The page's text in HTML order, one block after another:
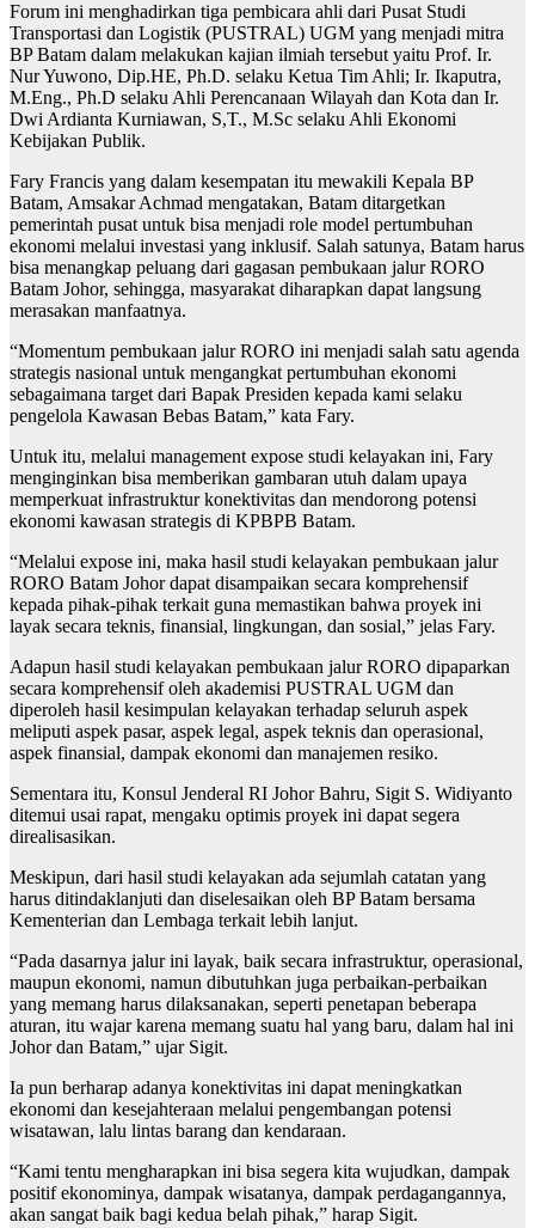
Forum ini menghadirkan tiga pembicara ahli dari Pusat Studi
Transportasi dan Logistik (PUSTRAL) UGM yang menjadi mitra
BP Batam dalam melakukan kajian ilmiah tersebut yaitu Prof. Ir.
Nur Yuwono, Dip.HE, Ph.D. selaku Ketua Tim Ahli; Ir. Ikaputra,
M.Eng., Ph.D selaku Ahli Perencanaan Wilayah dan Kota dan Ir.
Dwi Ardianta Kurniawan, S,T., M.Sc selaku Ahli Ekonomi
Kebijakan Publik.
Fary Francis yang dalam kesempatan itu mewakili Kepala BP
Batam, Amsakar Achmad mengatakan, Batam ditargetkan
pemerintah pusat untuk bisa menjadi role model pertumbuhan
ekonomi melalui investasi yang inklusif. Salah satunya, Batam harus
bisa menangkap peluang dari gagasan pembukaan jalur RORO
Batam Johor, sehingga, masyarakat diharapkan dapat langsung
merasakan manfaatnya.
“Momentum pembukaan jalur RORO ini menjadi salah satu agenda
strategis nasional untuk mengangkat pertumbuhan ekonomi
sebagaimana target dari Bapak Presiden kepada kami selaku
pengelola Kawasan Bebas Batam,” kata Fary.
Untuk itu, melalui management expose studi kelayakan ini, Fary
menginginkan bisa memberikan gambaran utuh dalam upaya
memperkuat infrastruktur konektivitas dan mendorong potensi
ekonomi kawasan strategis di KPBPB Batam.
“Melalui expose ini, maka hasil studi kelayakan pembukaan jalur
RORO Batam Johor dapat disampaikan secara komprehensif
kepada pihak-pihak terkait guna memastikan bahwa proyek ini
layak secara teknis, finansial, lingkungan, dan sosial,” jelas Fary.
Adapun hasil studi kelayakan pembukaan jalur RORO dipaparkan
secara komprehensif oleh akademisi PUSTRAL UGM dan
diperoleh hasil kesimpulan kelayakan terhadap seluruh aspek
meliputi aspek pasar, aspek legal, aspek teknis dan operasional,
aspek finansial, dampak ekonomi dan manajemen resiko.
Sementara itu, Konsul Jenderal RI Johor Bahru, Sigit S. Widiyanto
ditemui usai rapat, mengaku optimis proyek ini dapat segera
direalisasikan.
Meskipun, dari hasil studi kelayakan ada sejumlah catatan yang
harus ditindaklanjuti dan diselesaikan oleh BP Batam bersama
Kementerian dan Lembaga terkait lebih lanjut.
“Pada dasarnya jalur ini layak, baik secara infrastruktur, operasional,
maupun ekonomi, namun dibutuhkan juga perbaikan-perbaikan
yang memang harus dilaksanakan, seperti penetapan beberapa
aturan, itu wajar karena memang suatu hal yang baru, dalam hal ini
Johor dan Batam,” ujar Sigit.
Ia pun berharap adanya konektivitas ini dapat meningkatkan
ekonomi dan kesejahteraan melalui pengembangan potensi
wisatawan, lalu lintas barang dan kendaraan.
“Kami tentu mengharapkan ini bisa segera kita wujudkan, dampak
positif ekonominya, dampak wisatanya, dampak perdagangannya,
akan sangat baik bagi kedua belah pihak,” harap Sigit.